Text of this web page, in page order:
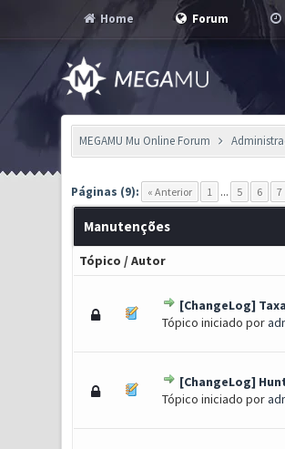
Home Forum
MEGAMU Mu Online Forum
Páginas (9): « Anterior 1 ... 5 6 7
Manutenções
Tópico /Autor
[ChangeLog]
Tópico iniciado por
0
[ChangeLog]
Tópico iniciado por
0